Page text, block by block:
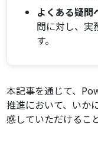
よくある疑問
問に対し、実
す。
本記事を通じて、
推進において、いか
感していただけるこ